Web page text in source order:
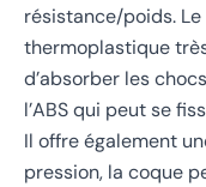
résistance/poids.
thermoplastique
d’absorber les
l’ABS qui peut se
Il offre également
pression, la coque